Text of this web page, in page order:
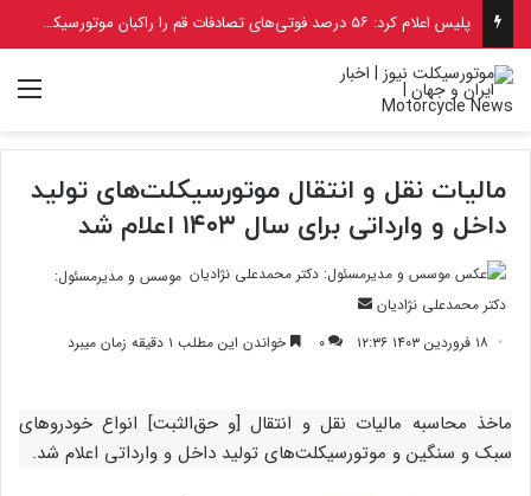
پلیس اعلام کرد: ۵۶ درصد فوتی‌های تصادفات قم را راکبان موتورسیکلت تشکیل می‌دهند
مالیات نقل و انتقال موتورسیکلت‌های تولید
داخل و وارداتی برای سال ۱۴۰۳ اعلام شد
موسس و مدیرمسئول:
دکتر محمدعلی نژادیان
ارسال
ایمیل
۱۸ فروردین ۱۴۰۳ ۱۲:۳۶ ۰ خواندن این مطلب ۱ دقیقه زمان میبرد
ماخذ محاسبه مالیات نقل و انتقال [و حق‌الثبت] انواع خودروهای
سبک و سنگین و موتورسیکلت‌های تولید داخل و وارداتی اعلام شد.